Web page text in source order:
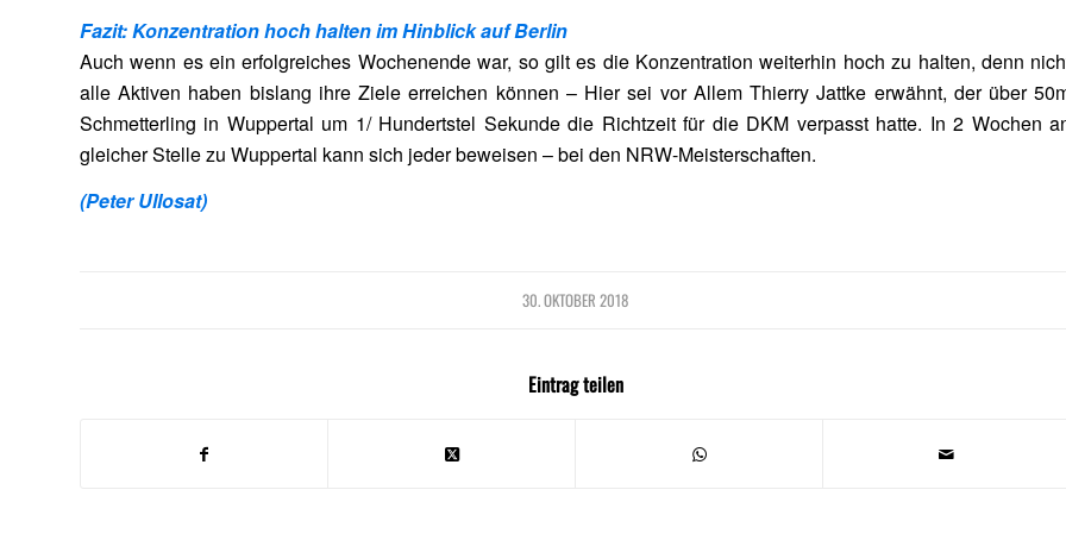
Fazit: Konzentration hoch halten im Hinblick auf Berlin
Auch wenn es ein erfolgreiches Wochenende war, so gilt es die Konzentration weiterhin hoch zu halten, denn
alle Aktiven haben bislang ihre Ziele erreichen können – Hier sei vor Allem Thierry Jattke erwähnt, der über
Schmetterling in Wuppertal um 1/ Hundertstel Sekunde die Richtzeit für die DKM verpasst hatte. In 2 Wochen
gleicher Stelle zu Wuppertal kann sich jeder beweisen – bei den NRW-Meisterschaften.
(Peter Ullosat)
30. OKTOBER 2018
Eintrag teilen